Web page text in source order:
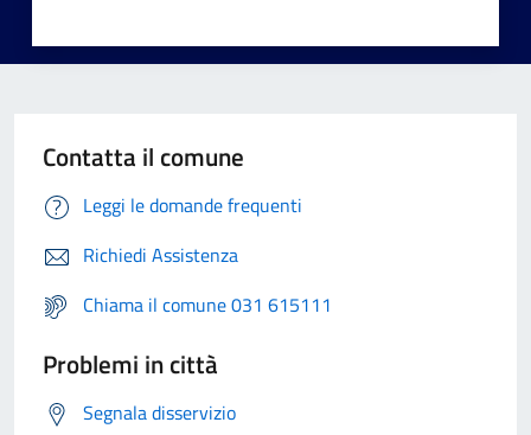
Contatta il comune
Leggi le domande frequenti
Richiedi Assistenza
Chiama il comune 031 615111
Problemi in città
Segnala disservizio